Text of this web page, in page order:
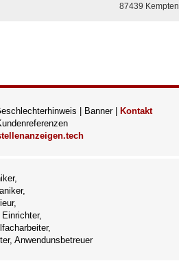
87439 Kempten
| Banner| Kontakt
Anwendunsbetreuer